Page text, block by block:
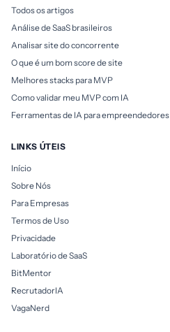
Todos os artigos
Análise de SaaS brasileiros
Analisar site do concorrente
O que é um bom score de site
Melhores stacks para MVP
Como validar meu MVP com IA
Ferramentas de IA para empreendedores
LINKS ÚTEIS
Início
Sobre Nós
Para Empresas
Termos de Uso
Privacidade
Laboratório de SaaS
BitMentor
RecrutadorIA
VagaNerd